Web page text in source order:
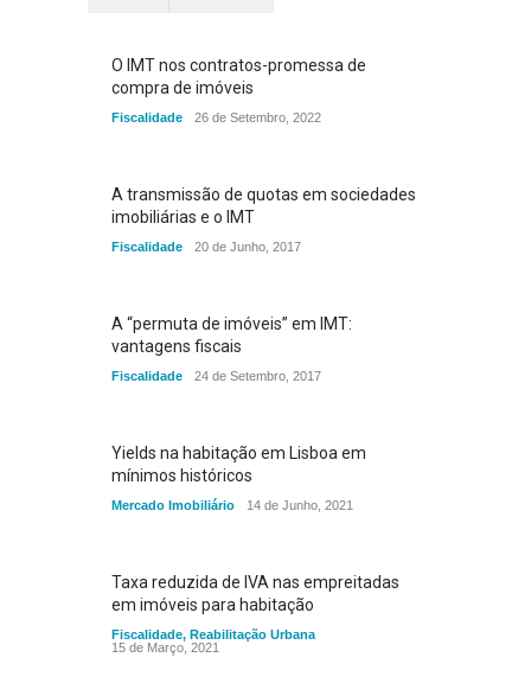
O IMT nos contratos-promessa de
compra de imóveis
Fiscalidade 26 de Setembro, 2022
A transmissão de quotas em sociedades
imobiliárias e o IMT
Fiscalidade 20 de Junho, 2017
A “permuta de imóveis” em IMT:
vantagens fiscais
Fiscalidade 24 de Setembro, 2017
Yields na habitação em Lisboa em
mínimos históricos
Mercado Imobiliário 14 de Junho, 2021
Taxa reduzida de IVA nas empreitadas
em imóveis para habitação
Fiscalidade, Reabilitação Urbana
15 de Março, 2021